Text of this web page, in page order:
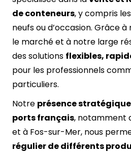
de conteneurs, y compris
neufs ou d’occasion. Grâce
le marché et à notre large
des solutions flexibles,
pour les professionnels
particuliers.
Notre présence
ports français, notamment
et à Fos-sur-Mer, nous
régulier de différents